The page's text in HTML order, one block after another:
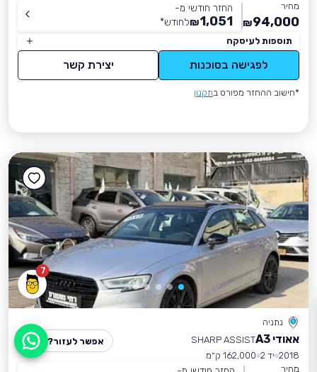
מחיר
94,000
₪
החזר חודשי מ-
1,051
₪לחודש*
תוספות לעיסקה
לפגישה בסוכנות יצירת קשר
*חישוב ההחזר מפורט בתקנון
7
נתניה
אאודי A3
SHARP ASSIST
2018 יד 2
162,000 ק״מ
מחיר
אפשר לעזור?